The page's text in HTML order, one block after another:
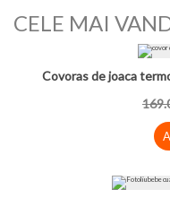
CELE MAI
Covoras de joaca